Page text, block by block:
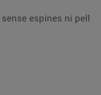
600 g de supremes de salmó sense espines ni pell